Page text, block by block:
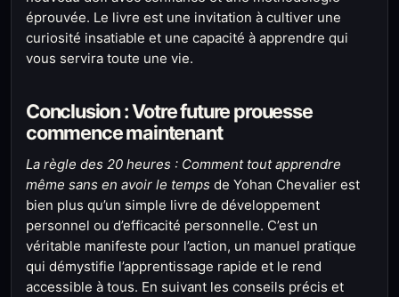
éprouvée. Le livre est une invitation à cultiver une
curiosité insatiable et une capacité à apprendre qui
vous servira toute une vie.
Conclusion : Votre future prouesse
commence maintenant
La règle des 20 heures : Comment tout apprendre
même sans en avoir le temps de Yohan Chevalier est
bien plus qu’un simple livre de développement
personnel ou d’efficacité personnelle. C’est un
véritable manifeste pour l’action, un manuel pratique
qui démystifie l’apprentissage rapide et le rend
accessible à tous. En suivant les conseils précis et